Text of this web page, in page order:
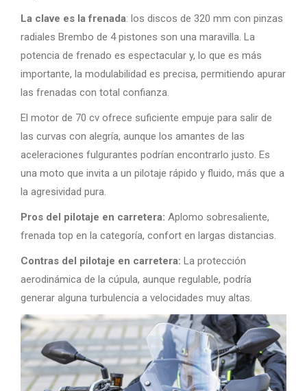
La clave es la frenada: los discos de 320 mm con pinzas
radiales Brembo de 4 pistones son una maravilla. La
potencia de frenado es espectacular y, lo que es más
importante, la modulabilidad es precisa, permitiendo apurar
las frenadas con total confianza.
El motor de 70 cv ofrece suficiente empuje para salir de
las curvas con alegría, aunque los amantes de las
aceleraciones fulgurantes podrían encontrarlo justo. Es
una moto que invita a un pilotaje rápido y fluido, más que a
la agresividad pura.
Pros del pilotaje en carretera: Aplomo sobresaliente,
frenada top en la categoría, confort en largas distancias.
Contras del pilotaje en carretera: La protección
aerodinámica de la cúpula, aunque regulable, podría
generar alguna turbulencia a velocidades muy altas.